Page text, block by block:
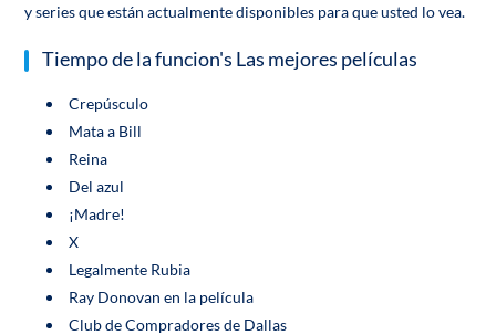
y series que están actualmente disponibles para que usted lo vea.
Tiempo de la funcion's Las mejores películas
Crepúsculo
Mata a Bill
Reina
Del azul
¡Madre!
X
Legalmente Rubia
Ray Donovan en la película
Club de Compradores de Dallas